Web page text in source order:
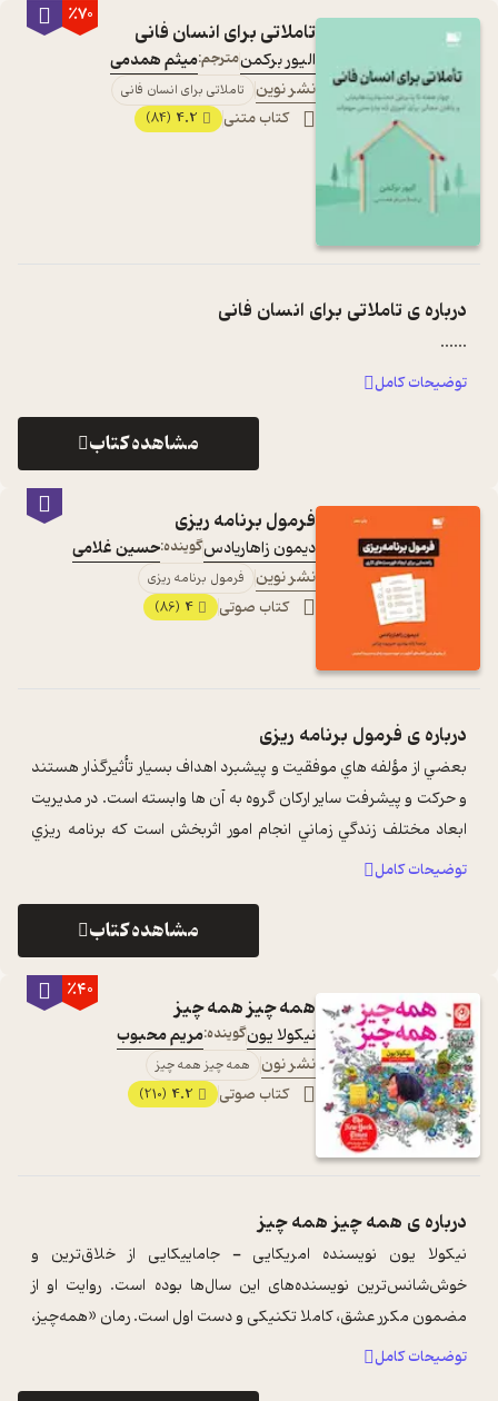
٪70
تاملاتی برای انسان فانی
الیور برکمنمترجم:میثم همدمی
نشر نوین
تاملاتی برای انسان فانی
کتاب متنی 4.2
(84)
درباره یتاملاتی برای انسان فانی
...
...
توضیحات کامل
مشاهده کتاب
فرمول برنامه ریزی
دیمون زاهاریادسگوینده:حسین غلامی
نشر نوین
فرمول برنامه ریزی
کتاب صوتی 4
(86)
درباره ی فرمول برنامه ریزی
بعضي از مؤلفه هاي موفقيت و پيشبرد اهداف بسيار تأثيرگذار هستند
و حرکت و پيشرفت ساير ارکان گروه به آن ها وابسته است. در مديريت
ابعاد مختلف زندگي زماني انجام امور اثربخش است که برنامه ريزي
وجود داشته باش ...
توضیحات کامل
مشاهده کتاب
٪40
همه چیز همه چیز
نیکولا یونگوینده:مریم محبوب
نشر نون
همه چیز همه چیز
کتاب صوتی 4.2
(210)
درباره ی همه چیز همه چیز
نیکولا یون نویسنده‌ امریکایی - جاماییکایی از خلاق‌ترین و
خوش‌شانس‌ترین نویسنده‌های این سال‌ها بوده است. روایت او از
مضمون مکرر عشق، کاملا تکنیکی و دست اول است. رمان «همه‌چیز،
همه‌چیز» که جوایز بسیاری ...
توضیحات کامل